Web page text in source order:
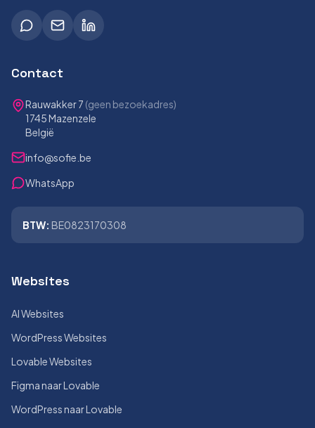
Contact
Rauwakker 7 (geen bezoekadres)
1745 Mazenzele
België
info@sofie.be
WhatsApp
BTW: BE0823170308
Websites
AI Websites
WordPress Websites
Lovable Websites
Figma naar Lovable
WordPress naar Lovable